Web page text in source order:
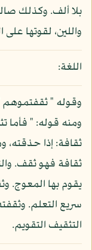
بلا ألف. وكذلك
واللين، لقوتها على
اللغة:
وقوله " ثقفتموهم
ثقافة: إذا حذقته،
ثقافة فهو ثقف.
يقوم بها المعوج.
سريع التعلم.
التثقيف التقويم.